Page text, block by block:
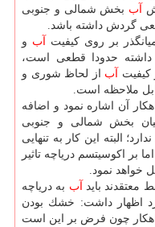
آب بخش شمالی و جنوبی
گردش داشته باشد.
بر روی كیفیت آب و
حدودا قطعی است،
كیفیت آب از لحاظ شوری و
ملاحظه است.
آن اشاره نمود و اضافه
بخش شمالی و جنوبی
البته این كار به تنهایی
بر اكوسیتسم دریاچه تاثیر
خواهد نمود.
معتقدند باید آب به دریاچه
اظهار داشت: خشك بودن
چون فرض بر این است